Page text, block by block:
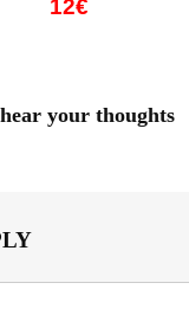
12€
your thoughts